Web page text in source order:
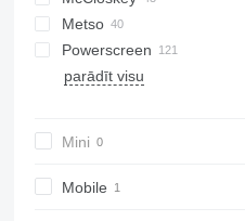
ME
PRO
R-series
S-series
V-series
Metso
Lokotrack
Nordberg
Powerscreen
Chieftain
MPB
CS
Remax
QA
820
683
T5
1412
Orbital 3000
parādīt visu
Mini
Mobile